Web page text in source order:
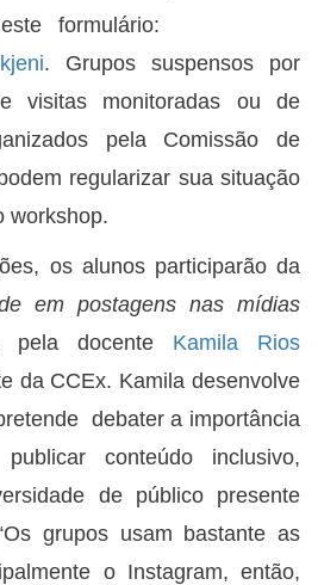
deste formulário:
. Grupos suspensos por
visitas monitoradas ou de
pela Comissão de
regularizar sua situação
workshop.
os alunos participarão da
em postagens nas mídias
pela docente Kamila Rios
da CCEx. Kamila desenvolve
debater a importância
conteúdo inclusivo,
de público presente
grupos usam bastante as
o Instagram, então,